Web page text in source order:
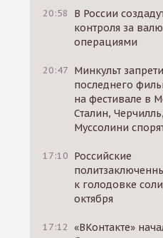
20:58
В России
контроля за
операциями
20:47 Минкульт
последнего
на фестивале в
Сталин,
Муссолини
17:10 Российские
к голодовке
октября
17:12 «ВКонтакте»